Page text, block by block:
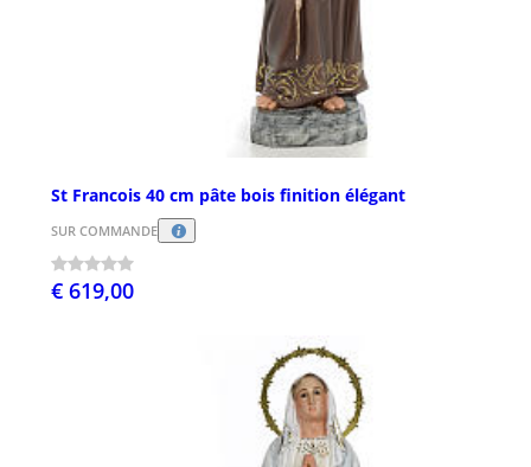
St Francois 40 cm pâte bois finition élégant
SUR COMMANDE
€ 619,00